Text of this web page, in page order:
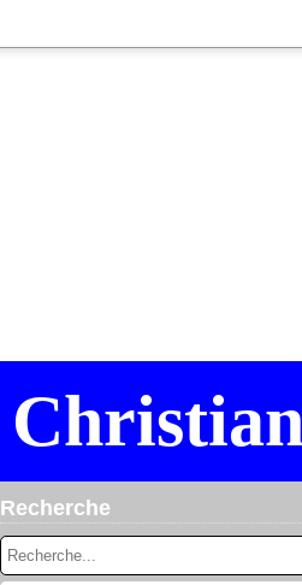
Recherche